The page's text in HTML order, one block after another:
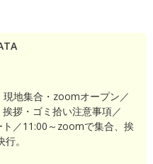
地集合・zoomオープン／
拶・ゴミ拾い注意事項／
／11:00～zoomで集合、挨
。